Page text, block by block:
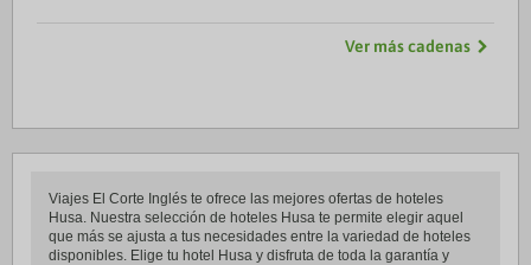
Ver más cadenas
Viajes El Corte Inglés te ofrece las mejores ofertas de hoteles
Husa. Nuestra selección de hoteles Husa te permite elegir aquel
que más se ajusta a tus necesidades entre la variedad de hoteles
disponibles. Elige tu hotel Husa y disfruta de toda la garantía y